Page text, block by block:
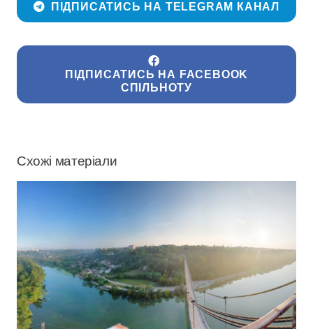
ПІДПИСАТИСЬ НА TELEGRAM КАНАЛ
ПІДПИСАТИСЬ НА FACEBOOK
СПІЛЬНОТУ
Схожі матеріали